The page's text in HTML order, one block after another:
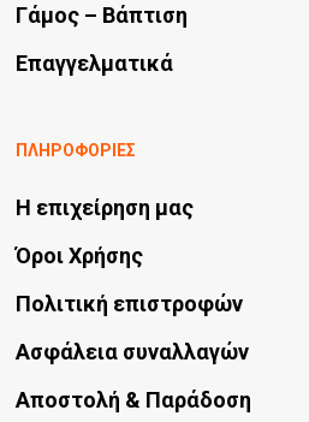
Γάμος – Βάπτιση
Επαγγελματικά
ΠΛΗΡΟΦΟΡΙΕΣ
Η επιχείρηση μας
Όροι Χρήσης
Πολιτική επιστροφών
Ασφάλεια συναλλαγών
Αποστολή & Παράδοση